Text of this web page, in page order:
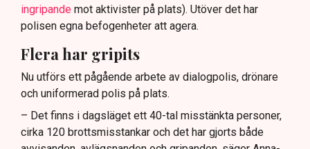
ingripande mot aktivister på plats). Utöver det har
polisen egna befogenheter att agera.
Flera har gripits
Nu utförs ett pågående arbete av dialogpolis, drönare
och uniformerad polis på plats.
– Det finns i dagsläget ett 40-tal misstänkta personer,
cirka 120 brottsmisstankar och det har gjorts både